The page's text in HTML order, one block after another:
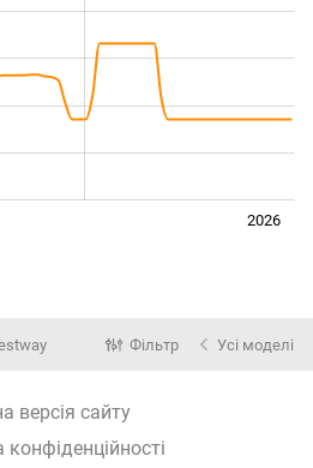
2026
Фільтр Усі моделі
версія сайту
конфіденційності